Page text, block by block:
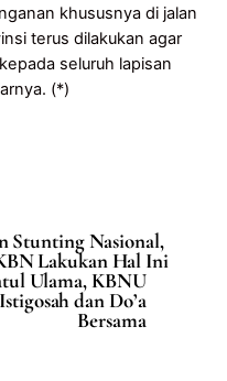
khususnya di jalan
terus dilakukan agar
seluruh lapisan
(*)
Stunting Nasional,
Lakukan Hal Ini
Ulama, KBNU
dan Do’a
Bersama